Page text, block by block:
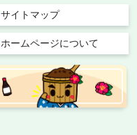
サイトマップ
ホームページについて